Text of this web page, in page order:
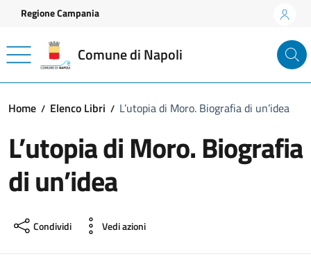
Vai ai contenuti
Vai al footer
Regione Campania
Comune di Napoli
Home Elenco Libri L’utopia di Moro. Biografia di un’idea
L’utopia di Moro. Biografia
di un’idea
Condividi Vedi azioni